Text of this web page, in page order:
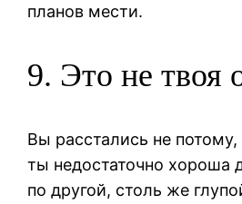
планов мести.
9. Это не твоя
Вы расстались не потому,
ты недостаточно хороша
по другой, столь же